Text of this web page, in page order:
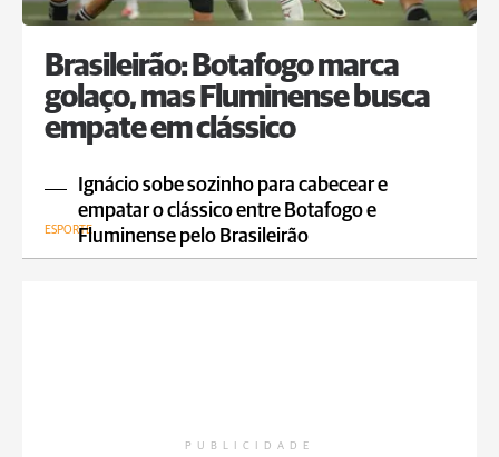
Brasileirão: Botafogo marca
golaço, mas Fluminense busca
empate em clássico
Ignácio sobe sozinho para cabecear e
empatar o clássico entre Botafogo e
Fluminense pelo Brasileirão
ESPORTE
PUBLICIDADE